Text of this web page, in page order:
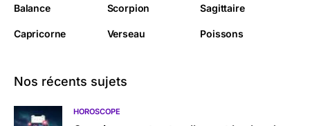
Balance Scorpion Sagittaire
Capricorne Verseau Poissons
Nos récents sujets
HOROSCOPE